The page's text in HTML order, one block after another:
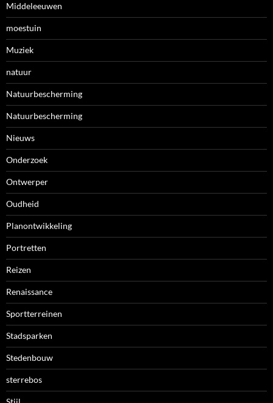
Middeleeuwen
moestuin
Muziek
natuur
Natuurbescherming
Natuurbescherming
Nieuws
Onderzoek
Ontwerper
Oudheid
Planontwikkeling
Portretten
Reizen
Renaissance
Sportterreinen
Stadsparken
Stedenbouw
sterrebos